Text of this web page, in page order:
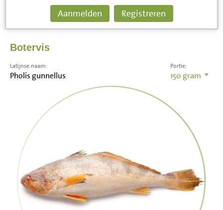
Aanmelden Registreren
Botervis
Portie:
150 gram
Latijnse naam:
Pholis gunnellus